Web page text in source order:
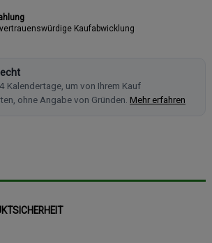
Kaufabwicklung
Kalendertage, um von Ihrem Kauf
ohne Angabe von Gründen. Mehr erfahren